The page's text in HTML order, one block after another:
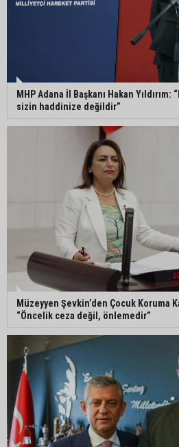
MHP Adana İl Başkanı Hakan
sizin haddinize değildir”
Müzeyyen Şevkin’den Çocuk Koruma
“Öncelik ceza değil, önlemedir”